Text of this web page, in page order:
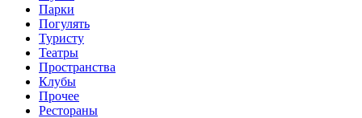
Парки
Погулять
Туристу
Театры
Пространства
Клубы
Прочее
Рестораны